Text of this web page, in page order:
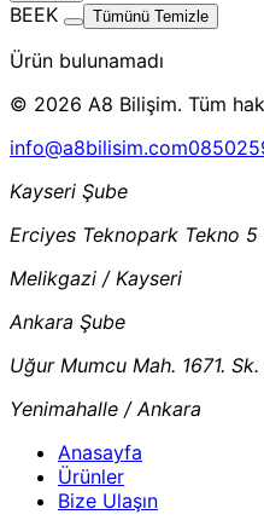
BEEK Tümünü Temizle
Ürün bulunamadı
© 2026 A8 Bilişim. Tüm
info@a8bilisim.com
Kayseri Şube
Erciyes Teknopark Tekno
Melikgazi / Kayseri
Ankara Şube
Uğur Mumcu Mah. 1671.
Yenimahalle / Ankara
Anasayfa
Ürünler
Bize Ulaşın